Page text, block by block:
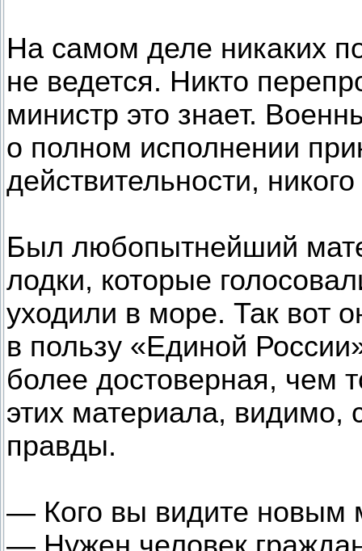
На самом деле никаких
не ведется. Никто
министр это знает.
о полном исполнении
действительности,
Был любопытнейший
лодки, которые
уходили в море. Так вот
в пользу «Единой
более достоверная, чем
этих материала, видимо,
правды.
— Кого вы видите новым